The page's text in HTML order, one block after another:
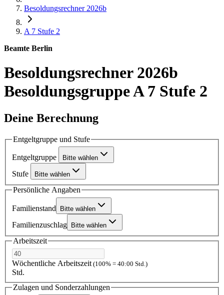
Besoldungsrechner 2026b
A 7 Stufe 2
Beamte Berlin
Besoldungsrechner 2026b
Besoldungsgruppe A 7 Stufe 2
Deine Berechnung
Entgeltgruppe und Stufe
Entgeltgruppe Bitte wählen
Stufe Bitte wählen
Persönliche Angaben
Familienstand Bitte wählen
Familienzuschlag Bitte wählen
Arbeitszeit
Wöchentliche Arbeitszeit (100% = 40:00 Std.)
Std.
Zulagen und Sonderzahlungen